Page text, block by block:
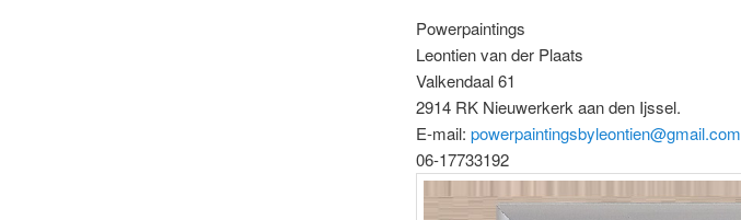
Powerpaintings
Leontien van der Plaats
Valkendaal 61
2914 RK Nieuwerkerk aan den Ijssel.
E-mail: powerpaintingsbyleontien@gmail.com
06-17733192